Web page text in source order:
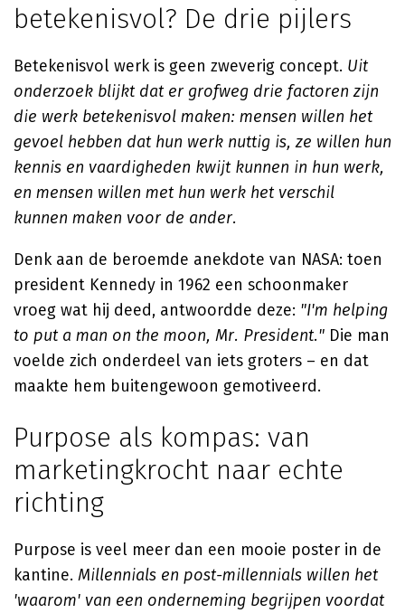
betekenisvol? De drie pijlers
Betekenisvol werk is geen zweverig concept. Uit
onderzoek blijkt dat er grofweg drie factoren zijn
die werk betekenisvol maken: mensen willen het
gevoel hebben dat hun werk nuttig is, ze willen hun
kennis en vaardigheden kwijt kunnen in hun werk,
en mensen willen met hun werk het verschil
kunnen maken voor de ander.
Denk aan de beroemde anekdote van NASA: toen
president Kennedy in 1962 een schoonmaker
vroeg wat hij deed, antwoordde deze: "I'm helping
to put a man on the moon, Mr. President." Die man
voelde zich onderdeel van iets groters – en dat
maakte hem buitengewoon gemotiveerd.
Purpose als kompas: van
marketingkrocht naar echte
richting
Purpose is veel meer dan een mooie poster in de
kantine. Millennials en post-millennials willen het
'waarom' van een onderneming begrijpen voordat